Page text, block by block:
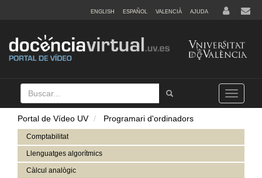
ENGLISH ESPAÑOL VALENCIÀ AJUDA
Buscar
Tramet
Toggle
navigation
Portal de Vídeo UV Programari d'ordinadors
Comptabilitat
Llenguatges algorítmics
Càlcul analògic